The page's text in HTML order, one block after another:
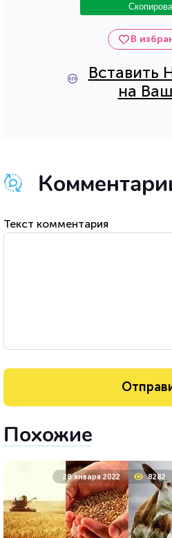
В
Вставить
на
Текст комментария
Похожие
28 января 2022 8282